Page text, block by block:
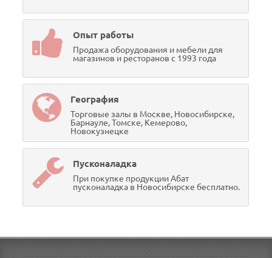
Опыт работы
Продажа оборудования и мебели для
магазинов и ресторанов с 1993 года
География
Торговые залы в Москве, Новосибирске,
Барнауле, Томске, Кемерово,
Новокузнецке
Пусконаладка
При покупке продукции Абат
пусконаладка в Новосибирске бесплатно.